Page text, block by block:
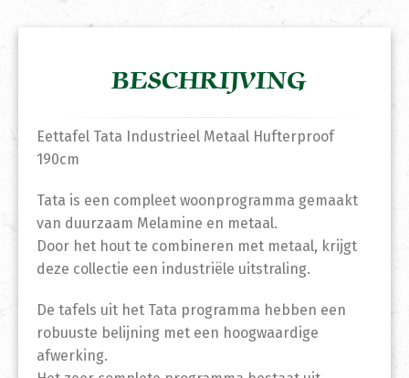
BESCHRIJVING
Eettafel Tata Industrieel Metaal Hufterproof
190cm
Tata is een compleet woonprogramma gemaakt
van duurzaam Melamine en metaal.
Door het hout te combineren met metaal, krijgt
deze collectie een industriële uitstraling.
De tafels uit het Tata programma hebben een
robuuste belijning met een hoogwaardige
afwerking.